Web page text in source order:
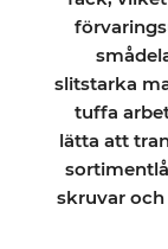
slitstarka
tuffa
lätta att
skruvar